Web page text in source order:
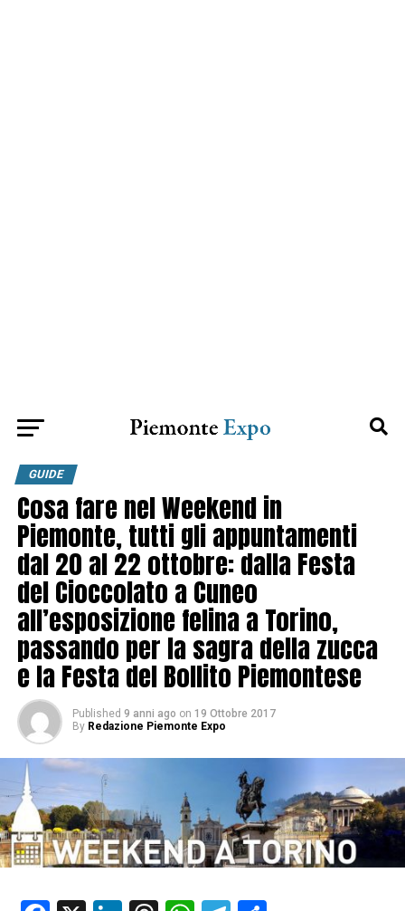
GUIDE
Cosa fare nel Weekend in
Piemonte, tutti gli appuntamenti
dal 20 al 22 ottobre: dalla Festa
del Cioccolato a Cuneo
all’esposizione felina a Torino,
passando per la sagra della zucca
e la Festa del Bollito Piemontese
Published 9 anni ago on 19 Ottobre 2017
By Redazione Piemonte Expo